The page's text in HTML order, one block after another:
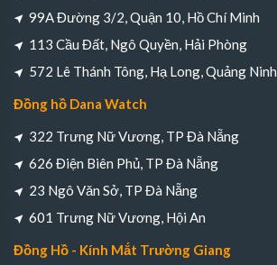
99A Đường 3/2, Quận 10, Hồ Chí Minh
113 Cầu Đất, Ngô Quyền, Hải Phòng
572 Lê Thánh Tông, Hạ Long, Quảng Ninh
Đồng hồ Dana Watch
322 Trưng Nữ Vương, TP Đà Nẵng
626 Điện Biên Phủ, TP Đà Nẵng
23 Ngô Văn Sở, TP Đà Nẵng
601 Trưng Nữ Vương, Hội An
Đồng Hồ - Kính Mắt Trường Giang